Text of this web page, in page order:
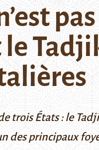
pas
trois États : le
des principaux